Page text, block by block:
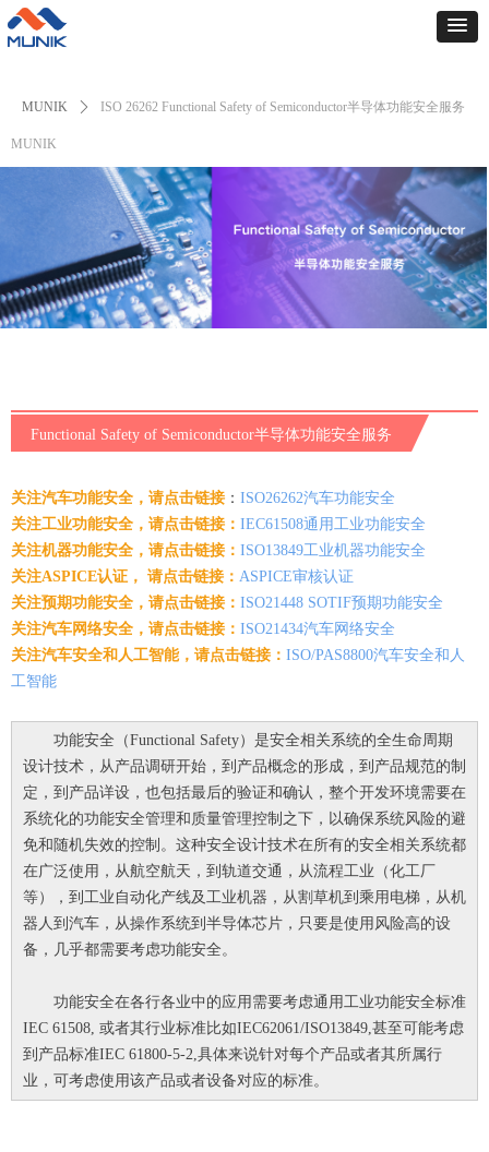
MUNIK ꄲ ISO 26262 Functional Safety of Semiconductor半导体功能安全服务
MUNIK
Functional Safety of Semiconductor半导体功能安全服务
关注汽车功能安全，请点击链接 ： ISO26262汽车功能安全
关注工业功能安全，请点击链接： IEC61508通用工业功能安全
关注机器功能安全，请点击链接： ISO13849工业机器功能安全
关注ASPICE认证， 请点击链接： ASPICE审核认证
关注预期功能安全，请点击链接： ISO21448 SOTIF预期功能安全
关注汽车网络安全，请点击链接： ISO21434汽车网络安全
关注汽车安全和人工智能，请点击链接： ISO/PAS8800汽车安全和人
工智能
功能安全（Functional Safety）是安全相关系统的全生命周期
设计技术，从产品调研开始，到产品概念的形成，到产品规范的制
定，到产品详设，也包括最后的验证和确认，整个开发环境需要在
系统化的功能安全管理和质量管理控制之下，以确保系统风险的避
免和随机失效的控制。这种安全设计技术在所有的安全相关系统都
在广泛使用，从航空航天，到轨道交通，从流程工业（化工厂
等），到工业自动化产线及工业机器，从割草机到乘用电梯，从机
器人到汽车，从操作系统到半导体芯片，只要是使用风险高的设
备，几乎都需要考虑功能安全。
功能安全在各行各业中的应用需要考虑通用工业功能安全标准
IEC 61508, 或者其行业标准比如IEC62061/ISO13849,甚至可能考虑
到产品标准IEC 61800-5-2,具体来说针对每个产品或者其所属行
业，可考虑使用该产品或者设备对应的标准。